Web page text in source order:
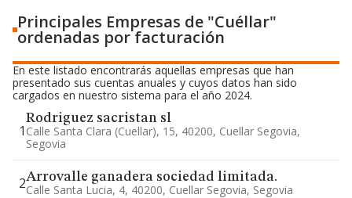
Principales Empresas de "Cuéllar"
ordenadas por facturación
En este listado encontrarás aquellas empresas que han
presentado sus cuentas anuales y cuyos datos han sido
cargados en nuestro sistema para el año 2024.
1
Rodriguez sacristan sl
Calle Santa Clara (cuellar), 15, 40200, Cuellar Segovia,
Segovia
2Arrovalle ganadera sociedad limitada.
Calle Santa Lucia, 4, 40200, Cuellar Segovia, Segovia